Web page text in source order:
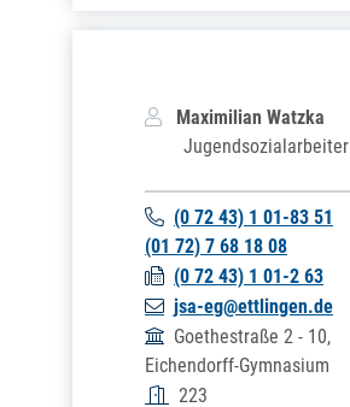
Maximilian Watzka
Jugendsozialarbeiter
(0 72 43) 1 01-83 51
(01 72) 7 68 18 08
(0 72 43) 1 01-2 63
jsa-eg@ettlingen.de
Goethestraße 2 - 10,
Eichendorff-Gymnasium
223